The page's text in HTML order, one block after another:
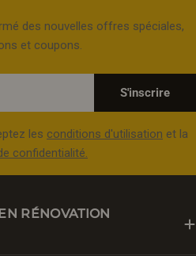
des nouvelles offres spéciales,
et coupons.
S'inscrire
les conditions d'utilisation et la
confidentialité.
RÉNOVATION